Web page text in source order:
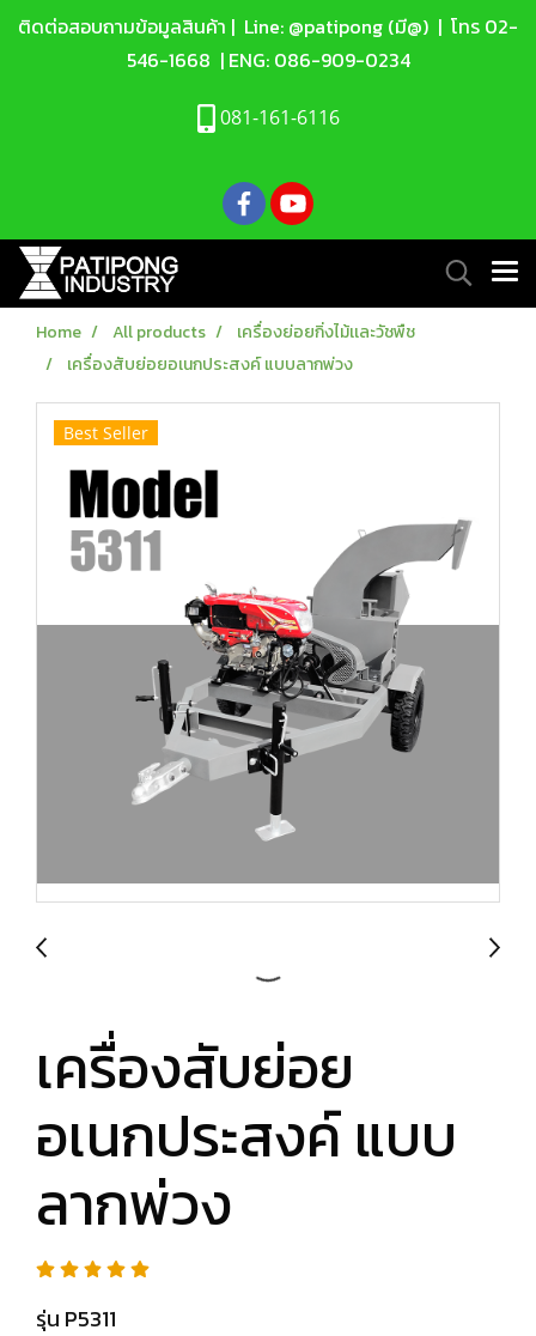
ติดต่อสอบถามข้อมูลสินค้า | Line: @patipong (มี@) | โทร 02-
546-1668 | ENG: 086-909-0234
081-161-6116
Home All products
เครื่องย่อยกิ่งไม้เเละวัชพืช
เครื่องสับย่อยอเนกประสงค์ แบบลากพ่วง
Best Seller
เครื่องสับย่อย
อเนกประสงค์ แบบ
ลากพ่วง
รุ่น P5311